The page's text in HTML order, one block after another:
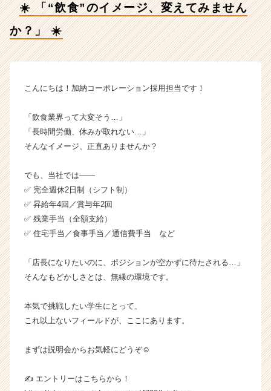
へ
う
／
こ
げ
た
や
／
そ
の
タ
イ
ラ
イ
ベ
チ
☀️ 「“飲食”のイメージ、変えてみません
か？」 ☀️
こんにちは！加納コーポレーション採用担当です！
「飲食業界って大変そう…」
「長時間労働、休みが取れない…」
そんなイメージ、正直ありませんか？
でも、当社では——
✅ 完全週休2日制（シフト制）
✅ 昇給年4回／賞与年2回
✅ 残業手当（全額支給）
✅ 住宅手当／食事手当／通信費手当 など
「店長になりたいのに、ポジションが空かずに待たされる…」
そんなもどかしさとは、無縁の環境です。
本気で挑戦したい学生にとって、
これ以上ないフィールドが、ここにあります。
まずは説明会からお気軽にどうぞ☺️
✍️ エントリーはこちらから！